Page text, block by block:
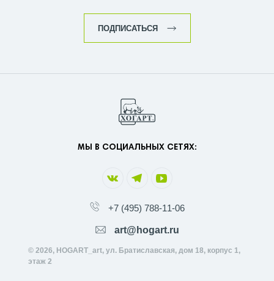
ПОДПИСАТЬСЯ
МЫ В СОЦИАЛЬНЫХ СЕТЯХ:
+7 (495) 788-11-06
art@hogart.ru
© 2026, HOGART_art, ул. Братиславская, дом 18, корпус 1,
этаж 2